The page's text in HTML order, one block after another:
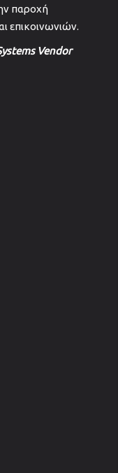
παροχή
επικοινωνιών.
Vendor